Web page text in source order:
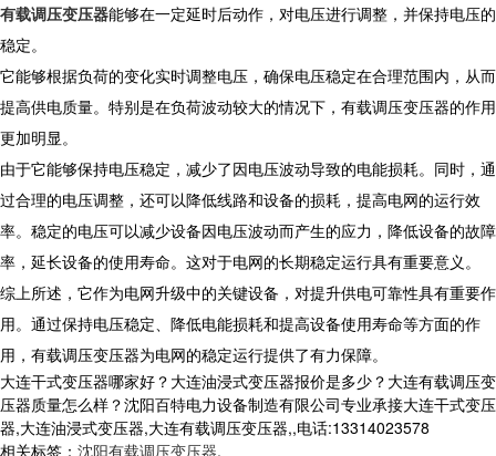
有载调压变压器能够在一定延时后动作，对电压进行调整，并保持电压的
稳定。
它能够根据负荷的变化实时调整电压，确保电压稳定在合理范围内，从而
提高供电质量。特别是在负荷波动较大的情况下，有载调压变压器的作用
更加明显。
由于它能够保持电压稳定，减少了因电压波动导致的电能损耗。同时，通
过合理的电压调整，还可以降低线路和设备的损耗，提高电网的运行效
率。稳定的电压可以减少设备因电压波动而产生的应力，降低设备的故障
率，延长设备的使用寿命。这对于电网的长期稳定运行具有重要意义。
综上所述，它作为电网升级中的关键设备，对提升供电可靠性具有重要作
用。通过保持电压稳定、降低电能损耗和提高设备使用寿命等方面的作
用，有载调压变压器为电网的稳定运行提供了有力保障。
大连干式变压器哪家好？大连油浸式变压器报价是多少？大连有载调压变
压器质量怎么样？沈阳百特电力设备制造有限公司专业承接大连干式变压
器,大连油浸式变压器,大连有载调压变压器,,电话:13314023578
相关标签： 沈阳有载调压变压器,